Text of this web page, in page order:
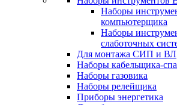
Наборы
компьютерщика
Наборы
слаботочных
Для монтажа СИП и ВЛ
Наборы кабельщика-
Наборы газовика
Наборы релейщика
Приборы энергетика